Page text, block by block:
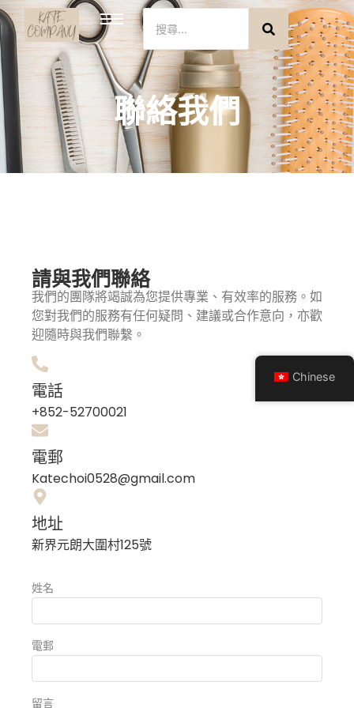
聯絡我們
請與我們聯絡
我們的團隊將竭誠為您提供專業、有效率的服務。如
您對我們的服務有任何疑問、建議或合作意向，亦歡
迎隨時與我們聯繫。
電話
+852-52700021
電郵
Katechoi0528@gmail.com
地址
新界元朗大圍村125號
姓名
電郵
留言
Chinese